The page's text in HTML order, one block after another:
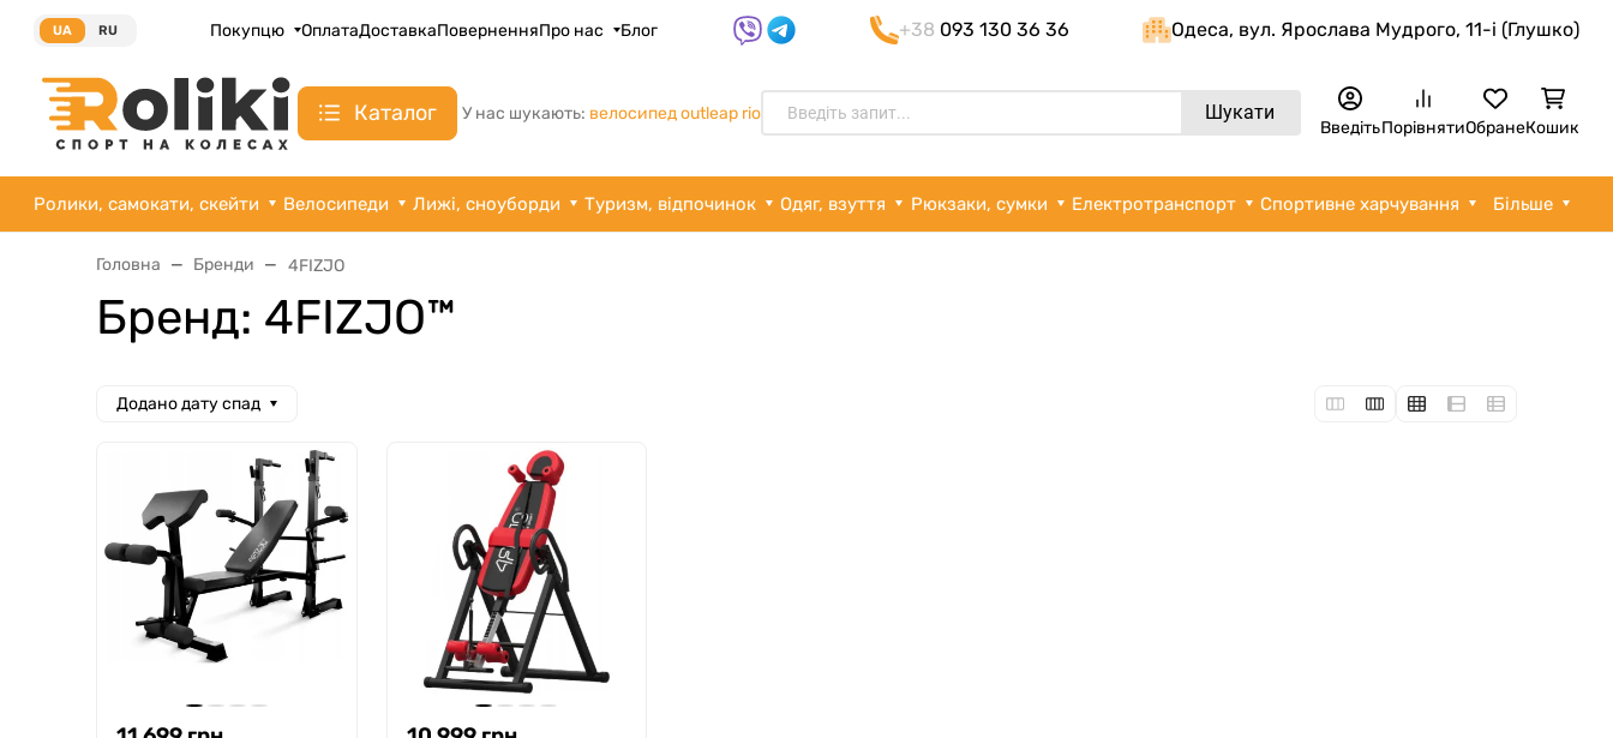
UA RU Покупцю ОплатаДоставкаПоверненняПро нас Блог +38 093 130 36 36 Одеса, вул. Ярослава Мудрого, 11-i (Глушко)
Каталог У нас шукають: велосипед outleap rio Шукати
ВведітьПорівнятиОбранеКошик
Ролики, самокати, скейти Велосипеди Лижі, сноуборди Туризм, відпочинок Одяг, взуття Рюкзаки, сумки Електротранспорт Спортивне харчування Більше
Головна Бренди 4FIZJO
Бренд: 4FIZJO™
Додано дату спад